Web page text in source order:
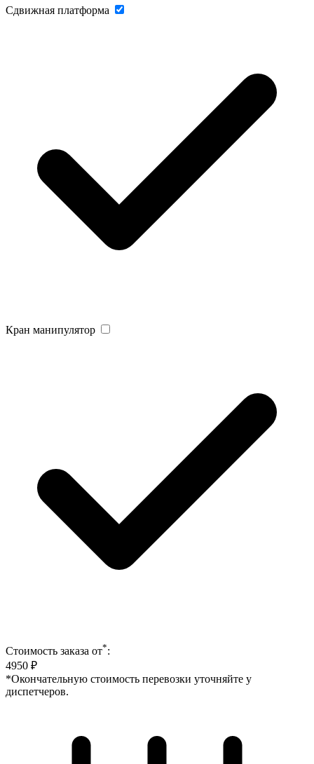
Сдвижная платформа
Кран манипулятор
Стоимость заказа от*:
4950 ₽
*Окончательную стоимость перевозки уточняйте у
диспетчеров.